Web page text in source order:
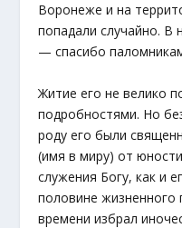
Воронеже и на
попадали случайно. В
— спасибо
Житие его не велико
подробностями. Но
роду его были
(имя в миру) от
служения Богу, как и
половине жизненного
времени избрал